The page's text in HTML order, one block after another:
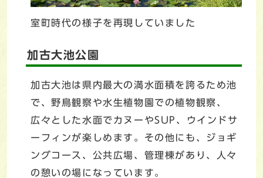
室町時代の様子を再現していました
加古大池公園
加古大池は県内最大の満水面積を誇るため池
で、野鳥観察や水生植物園での植物観察、
広々とした水面でカヌーやSUP、ウインドサ
ーフィンが楽しめます。その他にも、ジョギ
ングコース、公共広場、管理棟があり、人々
の憩いの場になっています。